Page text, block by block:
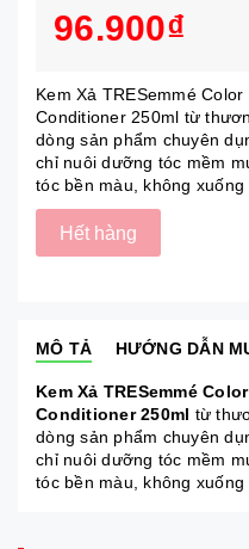
96.900₫
Kem Xả TRESemmé
Conditioner 250ml từ
dòng sản phẩm chuyên
chỉ nuôi dưỡng tóc mềm
tóc bền màu, không xuống
Hết hàng
MÔ TẢ HƯỚNG DẪN
Kem Xả TRESemmé
Conditioner250ml từ
dòng sản phẩm chuyên
chỉ nuôi dưỡng tóc mềm
tóc bền màu, không xuống